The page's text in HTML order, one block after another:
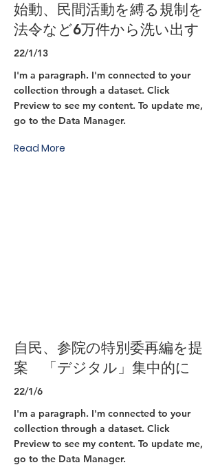
始動、民間活動を縛る規制を
法令など6万件から洗い出す
22/1/13
I'm a paragraph. I'm connected to your
collection through a dataset. Click
Preview to see my content. To update me,
go to the Data Manager.
Read More
自民、参院の特別委再編を提
案 「デジタル」集中的に
22/1/6
I'm a paragraph. I'm connected to your
collection through a dataset. Click
Preview to see my content. To update me,
go to the Data Manager.